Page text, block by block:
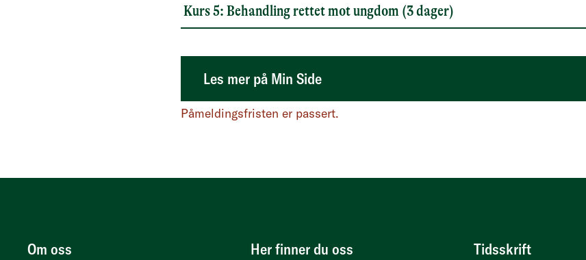
Kurs 5: Behandling rettet mot ungdom (3 dager)
Logg inn på Min side for mer informasjon om Barne- og
Les mer på Min Side
Påmeldingsfristen er passert.
Om oss Her finner du oss Tidsskrift